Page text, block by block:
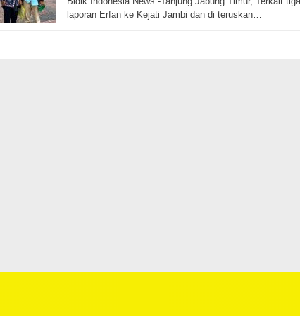
laporan Erfan ke Kejati Jambi dan di teruskan…